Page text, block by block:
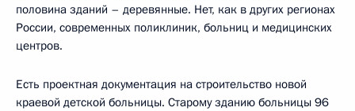
половина зданий – деревянные. Нет, как в других регионах
России, современных поликлиник, больниц и медицинских
центров.
Есть проектная документация на строительство новой
краевой детской больницы. Старому зданию больницы 96